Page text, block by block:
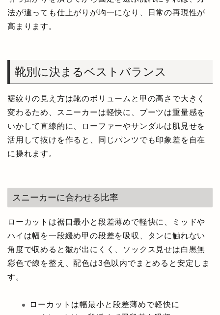
法が違っても仕上がりが均一になり、日常の再現性が
高まります。
靴別に決まるベストバランス
裾絞りの見え方は靴のボリュームと甲の高さで大きく
変わるため、スニーカーは軽快に、ブーツは重量感を
いかして直線的に、ローファーやサンダルは肌見せを
活用して抜けを作ると、同じパンツでも印象差を自在
に操れます。
スニーカーに合わせる比率
ローカットは裾口最小と段差薄めで軽快に、ミッドや
ハイは幅を一段緩め甲の段差を吸収、タンに触れない
角度で収めると皺が出にくく、ソックス見せは白黒無
彩色で線を整え、配色は3色以内でまとめると安定しま
す。
ローカットは幅最小と段差薄めで軽快に